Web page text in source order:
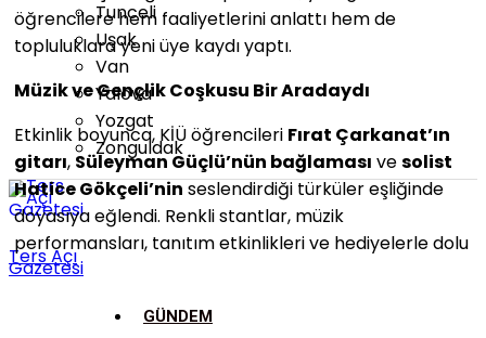
Tunceli
Uşak
Van
Yalova
Yozgat
Zonguldak
Ters Açı
Gazetesi
GÜNDEM
öğrencilere hem faaliyetlerini anlattı hem de
topluluklara yeni üye kaydı yaptı.
Müzik ve Gençlik Coşkusu Bir Aradaydı
Etkinlik boyunca, KİÜ öğrencileri Fırat Çarkanat’ın
gitarı, Süleyman Güçlü’nün bağlaması vesolist
Hatice Gökçeli’nin seslendirdiği türküler eşliğinde
doyasıya eğlendi. Renkli stantlar, müzik
performansları, tanıtım etkinlikleri ve hediyelerle dolu